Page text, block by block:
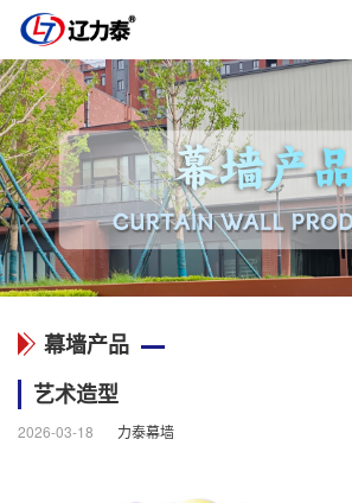
幕墙产品
艺术造型
2026-03-18 力泰幕墙